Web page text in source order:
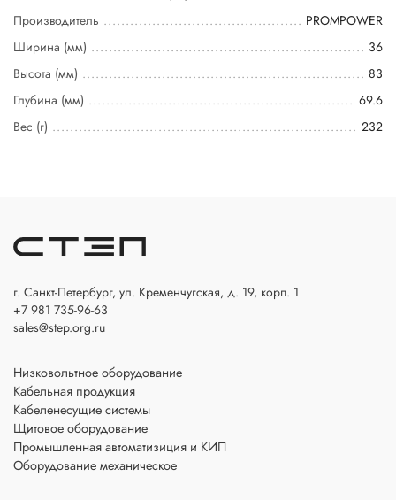
Производитель
PROMPOWER
Ширина (мм)
36
Высота (мм)
83
Глубина (мм)
69.6
Вес (г)
232
г. Санкт-Петербург, ул. Кременчугская, д. 19, корп. 1
+7 981 735-96-63
sales@step.org.ru
Низковольтное оборудование
Кабельная продукция
Кабеленесущие системы
Щитовое оборудование
Промышленная автоматизиция и КИП
Оборудование механическое